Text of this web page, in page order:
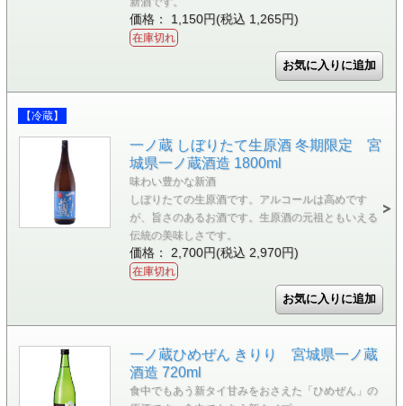
価格： 1,150円(税込 1,265円)
在庫切れ
【冷蔵】
一ノ蔵 しぼりたて生原酒 冬期限定 宮
城県一ノ蔵酒造 1800ml
味わい豊かな新酒
しぼりたての生原酒です。アルコールは高めです
が、旨さのあるお酒です。生原酒の元祖ともいえる
伝統の美味しさです。
価格： 2,700円(税込 2,970円)
在庫切れ
一ノ蔵ひめぜん きりり 宮城県一ノ蔵
酒造 720ml
食中でもあう新タイ甘みをおさえた「ひめぜん」の